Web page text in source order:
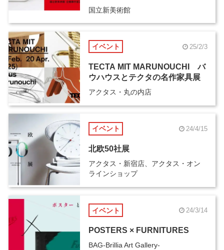
BAUHAUS』
国立新美術館
イベント 25/2/3
TECTA MIT MARUNOUCHI バ
ウハウスとテクタの名作家具展
アクタス・丸の内店
イベント 24/4/15
北欧50社展
アクタス・新宿店、アクタス・オン
ラインショップ
イベント 24/3/14
POSTERS × FURNITURES
BAG-Brillia Art Gallery-